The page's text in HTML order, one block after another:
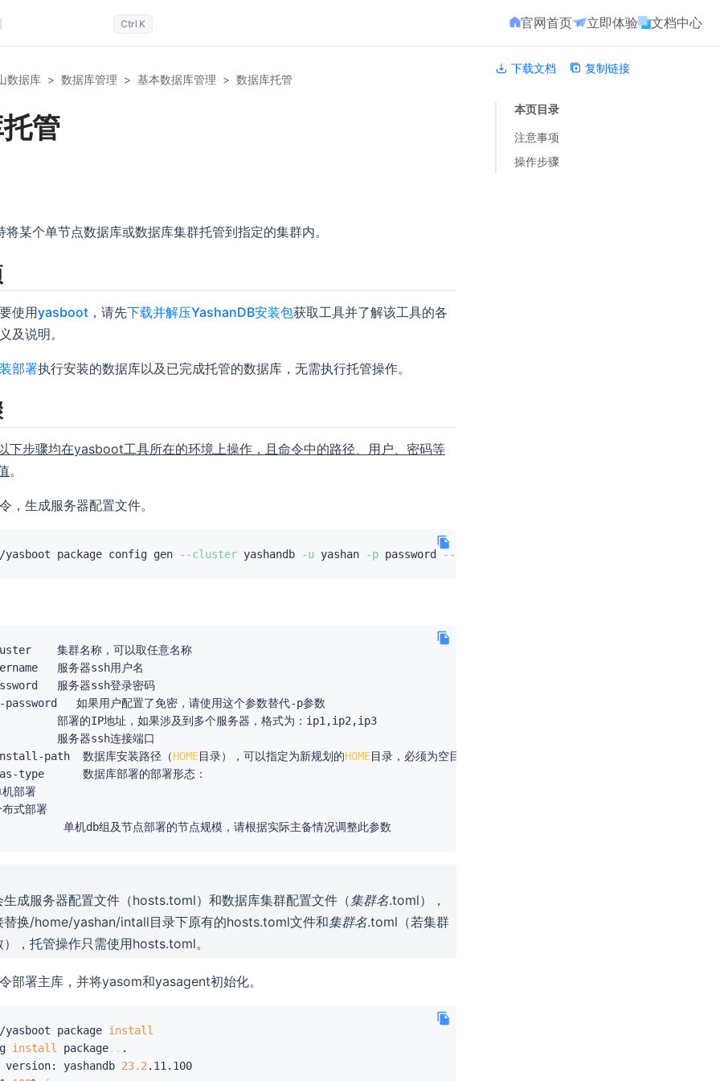
Ctrl K 官网首页 立即体验 文档中心
数据库 > 数据库管理 > 基本数据库管理 > 数据库托管
管
将某个单节点数据库或数据库集群托管到指定的集群内。
使用yasboot ，请先下载并解压YashanDB安装包获取工具并了解该工具的各
及说明。
部署执行安装的数据库以及已完成托管的数据库，无需执行托管操作。
下步骤均在yasboot工具所在的环境上操作，且命令中的路径、用户、密码等
。
，生成服务器配置文件。
package config gen --cluster yashandb -u yashan -p password --ip
以取任意名称
器ssh用户名
ssh登录密码
-i, --install-path	数据库安装路径（HOME目录），可以指定为新规划的HOME目录，必须为空目录
部署的部署形态：
部署
生成服务器配置文件（hosts.toml）和数据库集群配置文件（集群名.toml），
替换/home/yashan/intall目录下原有的hosts.toml文件和集群名.toml（若集群
，托管操作只需使用hosts.toml。
部署主库，并将yasom和yasagent初始化。
package install
install package..
version: yashandb 23.2 .11.100
下载文档 复制链接
本页目录
注意事项
操作步骤